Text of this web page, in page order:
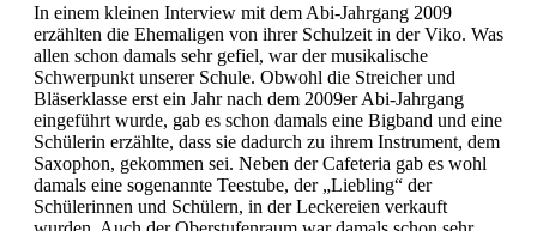
In einem kleinen Interview mit dem Abi-Jahrgang 2009
erzählten die Ehemaligen von ihrer Schulzeit in der Viko. Was
allen schon damals sehr gefiel, war der musikalische
Schwerpunkt unserer Schule. Obwohl die Streicher und
Bläserklasse erst ein Jahr nach dem 2009er Abi-Jahrgang
eingeführt wurde, gab es schon damals eine Bigband und eine
Schülerin erzählte, dass sie dadurch zu ihrem Instrument, dem
Saxophon, gekommen sei. Neben der Cafeteria gab es wohl
damals eine sogenannte Teestube, der „Liebling“ der
Schülerinnen und Schülern, in der Leckereien verkauft